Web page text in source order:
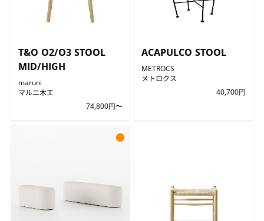
T&O O2/O3 STOOL
MID/HIGH
maruni
マルニ木工
74,800円〜
ACAPULCO STOOL
METROCS
メトロクス
40,700円
●